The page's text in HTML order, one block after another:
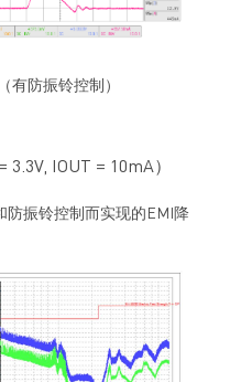
有防振铃控制）
3.3V, IOUT = 10mA）
防振铃控制而实现的EMI降